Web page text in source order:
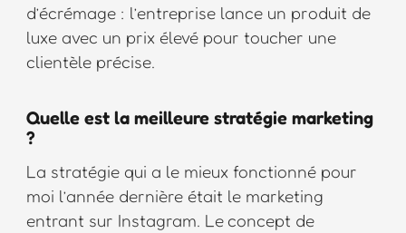
d’écrémage : l’entreprise lance un produit de
luxe avec un prix élevé pour toucher une
clientèle précise.
Quelle est la meilleure stratégie marketing
?
La stratégie qui a le mieux fonctionné pour
moi l’année dernière était le marketing
entrant sur Instagram. Le concept de